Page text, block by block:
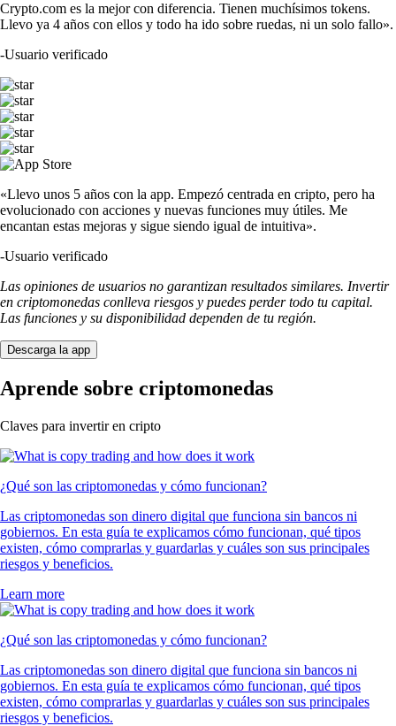
Crypto.com es la mejor con diferencia. Tienen muchísimos tokens.
Llevo ya 4 años con ellos y todo ha ido sobre ruedas, ni un solo fallo».
-Usuario verificado
«Llevo unos 5 años con la app. Empezó centrada en cripto, pero ha
evolucionado con acciones y nuevas funciones muy útiles. Me
encantan estas mejoras y sigue siendo igual de intuitiva».
-Usuario verificado
Las opiniones de usuarios no garantizan resultados similares. Invertir
en criptomonedas conlleva riesgos y puedes perder todo tu capital.
Las funciones y su disponibilidad dependen de tu región.
Descarga la app
Aprende sobre criptomonedas
Claves para invertir en cripto
¿Qué son las criptomonedas y cómo funcionan?
Las criptomonedas son dinero digital que funciona sin bancos ni
gobiernos. En esta guía te explicamos cómo funcionan, qué tipos
existen, cómo comprarlas y guardarlas y cuáles son sus principales
riesgos y beneficios.
Learn more
¿Qué son las criptomonedas y cómo funcionan?
Las criptomonedas son dinero digital que funciona sin bancos ni
gobiernos. En esta guía te explicamos cómo funcionan, qué tipos
existen, cómo comprarlas y guardarlas y cuáles son sus principales
riesgos y beneficios.